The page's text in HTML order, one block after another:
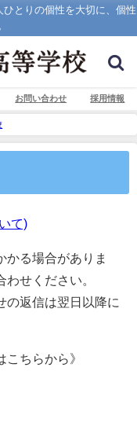
とりの個性を大切に、個性
お問い合わせ 採用情報
て)
かる場合がありま
せください。
の返信は翌日以降に
こちらから》